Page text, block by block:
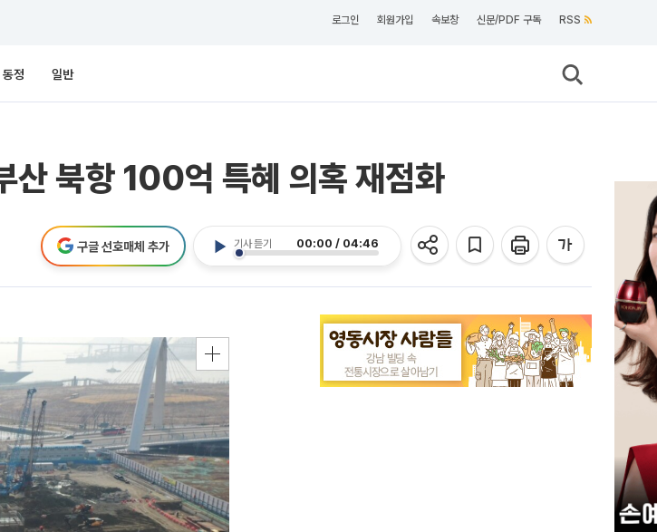
로그인 회원가입 속보창 신문/PDF 구독 RSS
동정 일반
북항 100억 특혜 의혹 재점화
기사 듣기 00:00 / 04:46
구글 선호매체 추가